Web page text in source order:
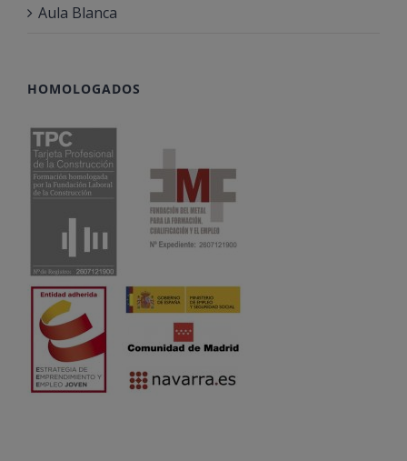
Aula Blanca
HOMOLOGADOS